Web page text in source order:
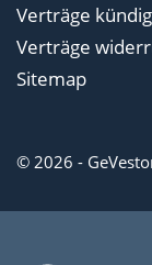
Verträge
Verträge
Sitemap
© 2026 -